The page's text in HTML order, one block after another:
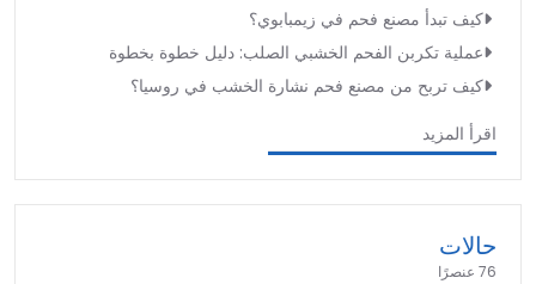
كيف تبدأ مصنع فحم في زيمبابوي؟
عملية تكربن الفحم الخشبي الصلب: دليل خطوة بخطوة
كيف تربح من مصنع فحم نشارة الخشب في روسيا؟
اقرأ المزيد
حالات
76 عنصرًا